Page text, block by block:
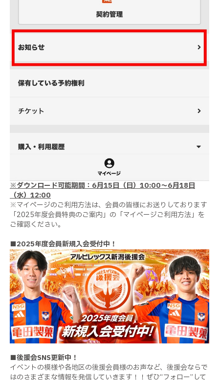
※ダウンロード可能期間：6月15日（日）10:00～6月18日
（水）12:00
※マイページのご利用方法は、会員の皆様にお送りしております
「2025年度会員特典のご案内」の「マイページご利用方法」を
ご確認ください。
■2025年度会員新規入会受付中！
■後援会SNS更新中！
イベントの模様や各地区の後援会員様のお声など、後援会ならで
はのさまざまな情報を発信していきます！！ぜひ“フォロー”して